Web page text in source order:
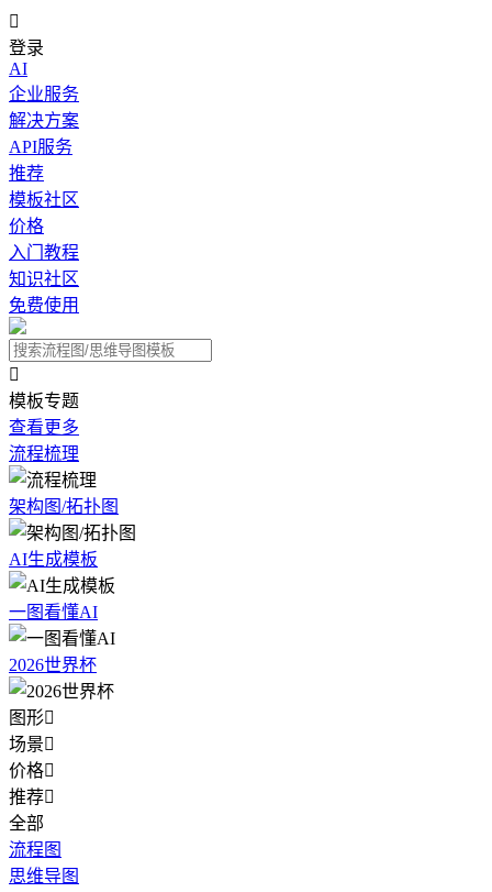

登录
AI
企业服务
解决方案
API服务
推荐
模板社区
价格
入门教程
知识社区
免费使用

模板专题
查看更多
流程梳理
架构图/拓扑图
AI生成模板
一图看懂AI
2026世界杯
图形
场景
价格
推荐
全部
流程图
思维导图